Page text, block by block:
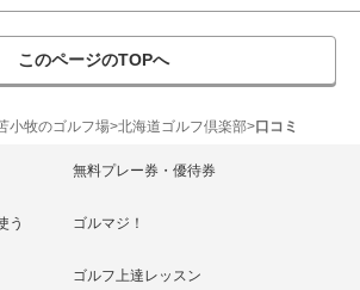
このページのTOPへ
小牧のゴルフ場 北海道ゴルフ倶楽部 口コミ
無料プレー券・優待券
う ゴルマジ！
ゴルフ上達レッスン